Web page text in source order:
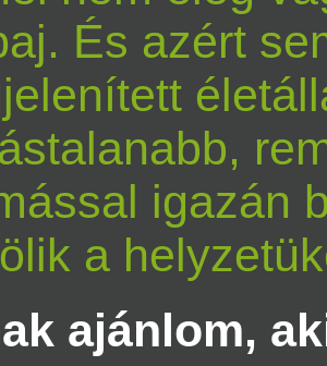
És azért
igazán
a
ajánlom,